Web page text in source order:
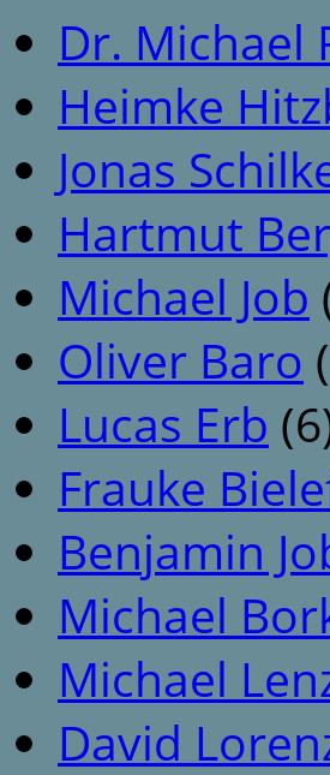
Dr. Michael
Heimke
Jonas
Hartmut
Michael Job
Oliver Baro
Lucas Erb
Frauke
Benjamin
Michael
Michael
David